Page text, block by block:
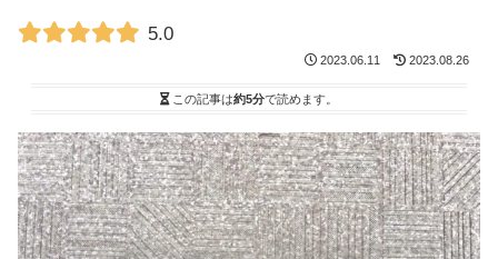
5.0
2023.06.11 2023.08.26
この記事は約5分で読めます。